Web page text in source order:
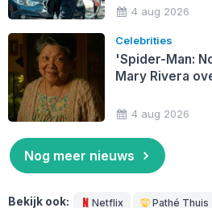
4 aug 2026
Celebrities
'Spider-Man:
Mary Rivera
4 aug 2026
Nog meer nieuws
Bekijk ook: Netflix Pathé Thuis